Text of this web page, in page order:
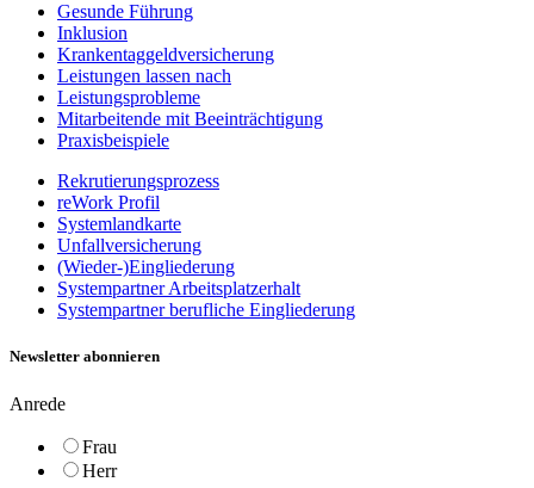
Gesunde Führung
Inklusion
Krankentaggeldversicherung
Leistungen lassen nach
Leistungsprobleme
Mitarbeitende mit Beeinträchtigung
Praxisbeispiele
Rekrutierungsprozess
reWork Profil
Systemlandkarte
Unfallversicherung
(Wieder-)Eingliederung
Systempartner Arbeitsplatzerhalt
Systempartner berufliche Eingliederung
Newsletter abonnieren
Anrede
Frau
Herr